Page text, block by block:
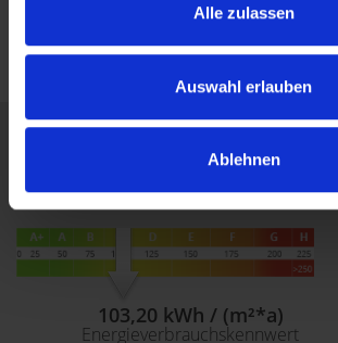
Alle zulassen
Auswahl erlauben
Ablehnen
Energieausweis
103,20 kWh / (m²*a)
Energieverbrauchskennwert